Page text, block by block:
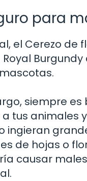
para
el Cerezo de
Burgundy
siempre es
tus animales
ingieran
de hojas o
causar